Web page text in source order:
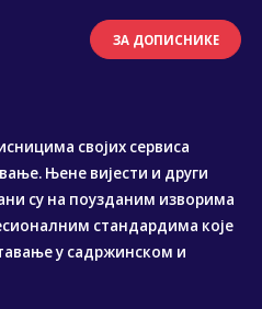
ЗА ДОПИСНИКЕ
својих сервиса
Њене вијести и други
су на поузданим изворима
стандардима које
у садржинском и